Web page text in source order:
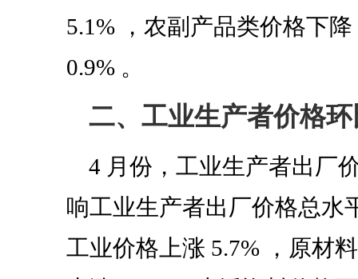
5.1%
，农副产品类价格下降
0.9% 。
二、工业生产者价格
4 月份，工业生产者出厂
响工业生产者出厂价格总水
工业价格上涨 5.7%
，原材